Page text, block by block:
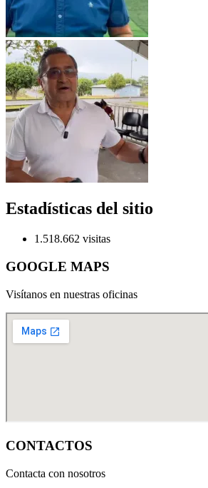
Estadísticas del sitio
1.518.662 visitas
GOOGLE MAPS
Visítanos en nuestras oficinas
CONTACTOS
Contacta con nosotros